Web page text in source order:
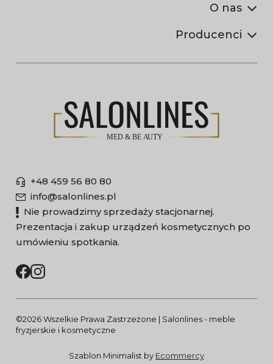
O nas
Producenci
+48 459 56 80 80
info@salonlines.pl
Nie prowadzimy sprzedaży stacjonarnej.
Prezentacja i zakup urządzeń kosmetycznych po
umówieniu spotkania.
©2026 Wszelkie Prawa Zastrzeżone | Salonlines - meble
fryzjerskie i kosmetyczne
Szablon Minimalist by Ecommercy